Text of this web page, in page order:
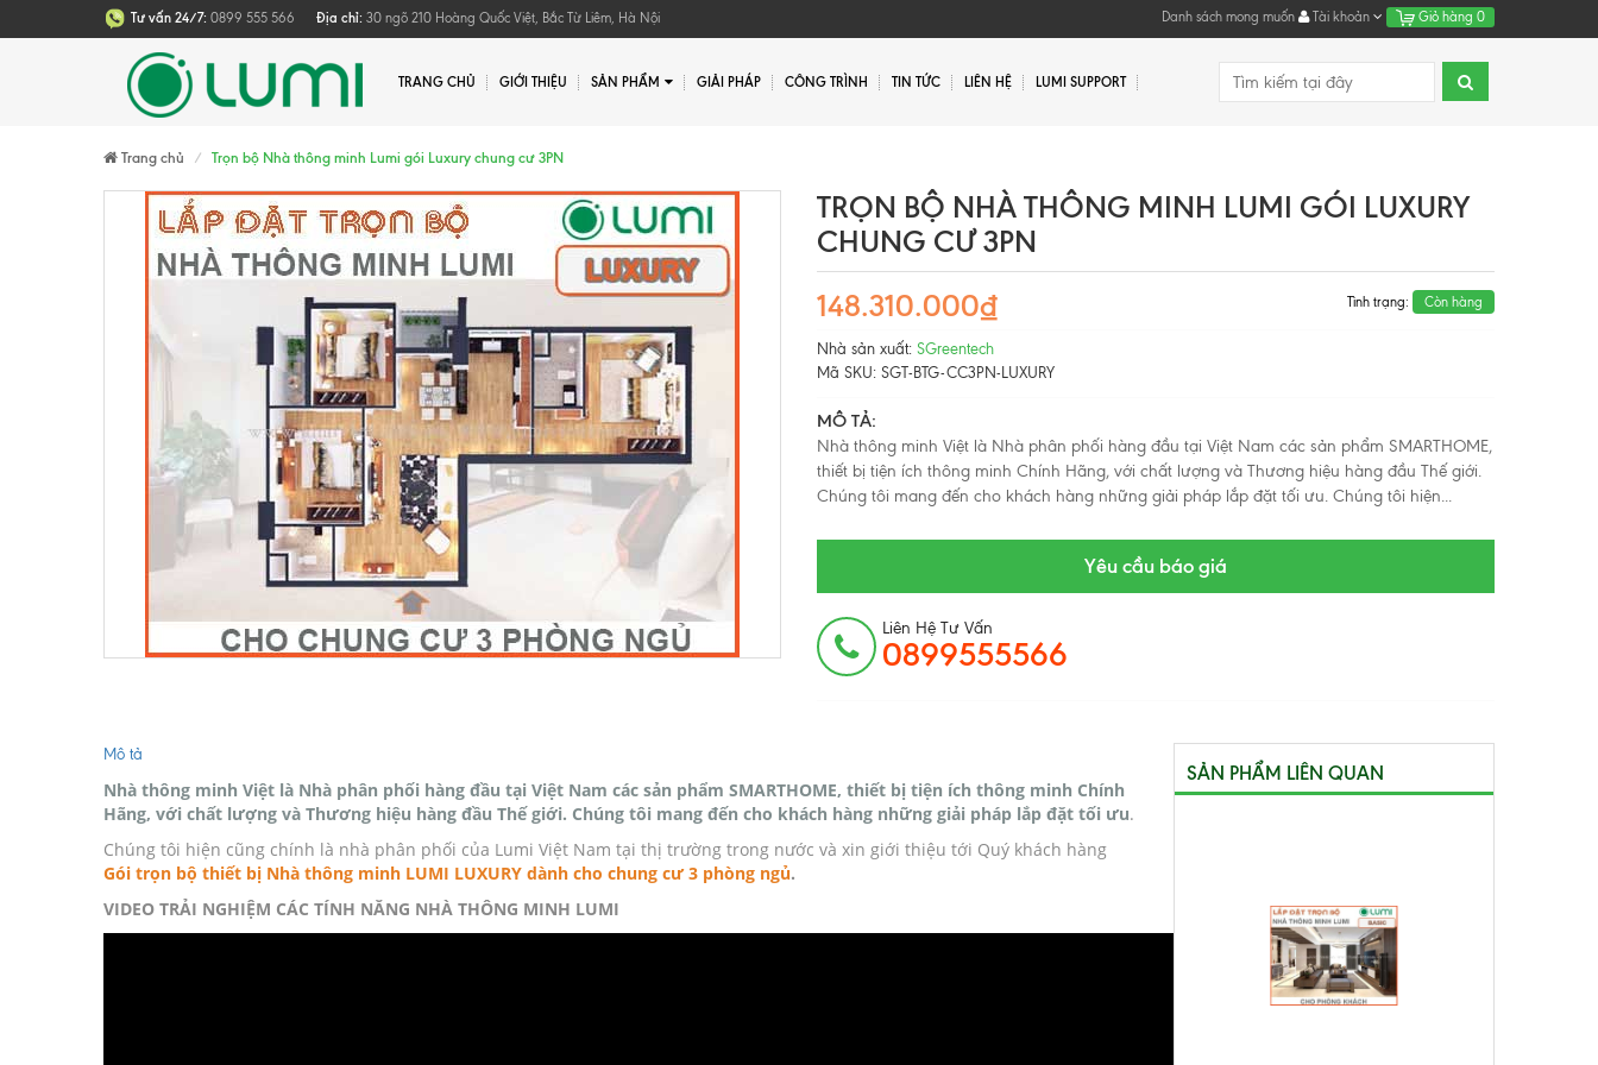
Tư vấn 24/7: 0899 555 566 Địa chỉ: 30 ngõ 210 Hoàng Quốc Việt, Bắc Từ Liêm, Hà Nội Danh sách mong muốn Tài khoản Giỏ hàng 0
TRANG CHỦ GIỚI THIỆU SẢN PHẨM GIẢI PHÁP CÔNG TRÌNH TIN TỨC LIÊN HỆ LUMI SUPPORT
Trang chủ Trọn bộ Nhà thông minh Lumi gói Luxury chung cư 3PN
TRỌN BỘ NHÀ THÔNG MINH LUMI GÓI LUXURY
CHUNG CƯ 3PN
148.310.000₫
Tình trạng: Còn hàng
Nhà sản xuất: SGreentech
Mã SKU: SGT-BTG-CC3PN-LUXURY
MÔ TẢ:
Nhà thông minh Việt là Nhà phân phối hàng đầu tại Việt Nam các sản phẩm SMARTHOME,
thiết bị tiện ích thông minh Chính Hãng, với chất lượng và Thương hiệu hàng đầu Thế giới.
Chúng tôi mang đến cho khách hàng những giải pháp lắp đặt tối ưu. Chúng tôi hiện...
Yêu cầu báo giá
Liên Hệ Tư Vấn
0899555566
Mô tả
Nhà thông minh Việt là Nhà phân phối hàng đầu tại Việt Nam các sản phẩm SMARTHOME, thiết bị tiện ích thông minh Chính
Hãng, với chất lượng và Thương hiệu hàng đầu Thế giới. Chúng tôi mang đến cho khách hàng những giải pháp lắp đặt tối ưu.
Chúng tôi hiện cũng chính là nhà phân phối của Lumi Việt Nam tại thị trường trong nước và xin giới thiệu tới Quý khách hàng
Gói trọn bộ thiết bị Nhà thông minh LUMI LUXURY dành cho chung cư 3 phòng ngủ.
VIDEO TRẢI NGHIỆM CÁC TÍNH NĂNG NHÀ THÔNG MINH LUMI
SẢN PHẨM LIÊN QUAN